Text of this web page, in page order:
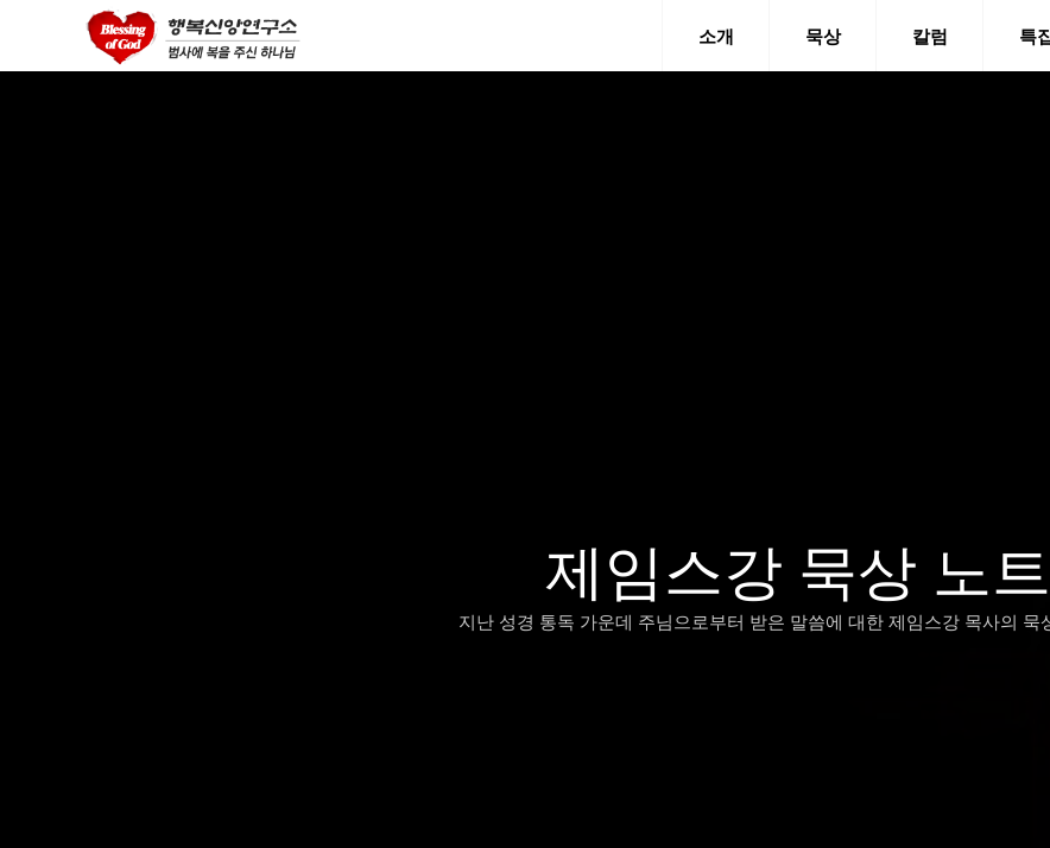
소개 묵상 칼럼 특
asian videos
제임스강 묵상 노트
지난 성경 통독 가운데 주님으로부터 받은 말씀에 대한 제임스강 목사의 묵